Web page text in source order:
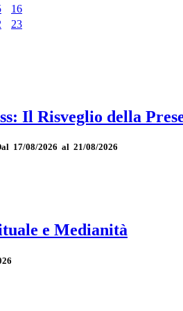
16
23
Il Risveglio della
17/08/2026 al 21/08/2026
e Medianità